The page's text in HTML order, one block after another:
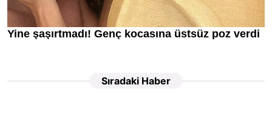
Sıradaki Haber